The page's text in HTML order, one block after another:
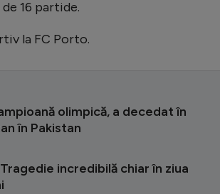
16 partide.
la FC Porto.
olimpică, a decedat în
în Pakistan
incredibilă chiar în ziua